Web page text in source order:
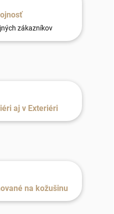
zákazníkov
aj v Exteriéri
na kožušinu